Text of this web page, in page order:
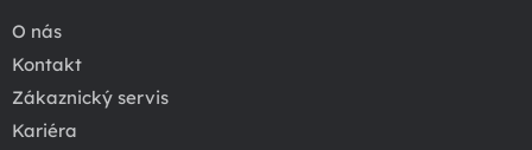
O nás
Kontakt
Zákaznický servis
Kariéra